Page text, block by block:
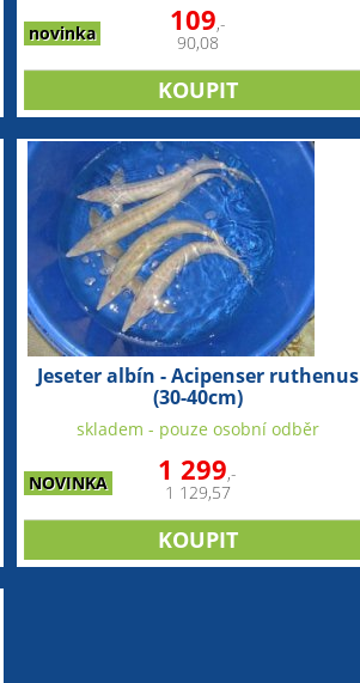
novinka 109,-
90,08
Jeseter albín - Acipenser ruthenus
(30-40cm)
NOVINKA
skladem - pouze osobní odběr
1 299,-
1 129,57